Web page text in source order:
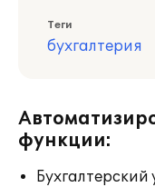
Теги
бухгалтерия
функции:
Бухгалтерский